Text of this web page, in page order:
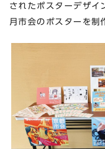
されたポスターデザイ
月市会のポスターを制